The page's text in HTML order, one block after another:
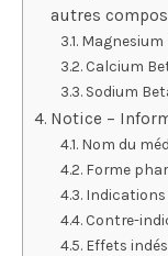
autres
Magnesium
Calcium
Sodium
Notice –
Nom du
Forme
Contre-
Effets